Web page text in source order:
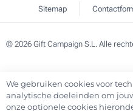
Sitemap
© 2026 Gift Campaign S.L. Alle
We gebruiken cookies voor
analytische doeleinden om
onze optionele cookies